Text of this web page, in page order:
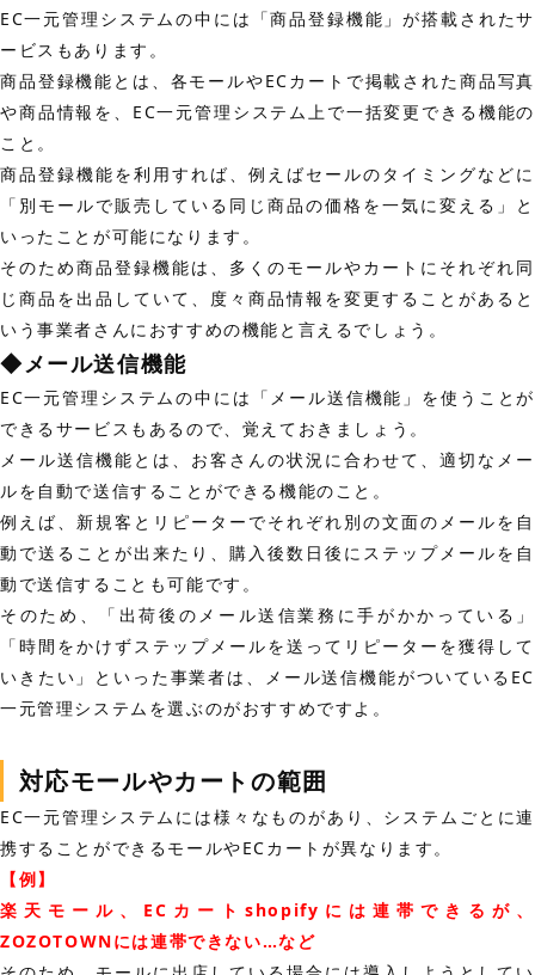
EC一元管理システムの中には「商品登録機能」が搭載されたサ
ービスもあります。
商品登録機能とは、各モールやECカートで掲載された商品写真
や商品情報を、EC一元管理システム上で一括変更できる機能の
こと。
商品登録機能を利用すれば、例えばセールのタイミングなどに
「別モールで販売している同じ商品の価格を一気に変える」と
いったことが可能になります。
そのため商品登録機能は、多くのモールやカートにそれぞれ同
じ商品を出品していて、度々商品情報を変更することがあると
いう事業者さんにおすすめの機能と言えるでしょう。
◆メール送信機能
EC一元管理システムの中には「メール送信機能」を使うことが
できるサービスもあるので、覚えておきましょう。
メール送信機能とは、お客さんの状況に合わせて、適切なメー
ルを自動で送信することができる機能のこと。
例えば、新規客とリピーターでそれぞれ別の文面のメールを自
動で送ることが出来たり、購入後数日後にステップメールを自
動で送信することも可能です。
そのため、「出荷後のメール送信業務に手がかかっている」
「時間をかけずステップメールを送ってリピーターを獲得して
いきたい」といった事業者は、メール送信機能がついているEC
一元管理システムを選ぶのがおすすめですよ。
対応モールやカートの範囲
EC一元管理システムには様々なものがあり、システムごとに連
携することができるモールやECカートが異なります。
【例】
楽天モール、ECカートshopifyには連帯できるが、
ZOZOTOWNには連帯できない…など